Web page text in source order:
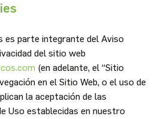
es parte integrante del Aviso
del sitio web
(en adelante, el “Sitio
en el Sitio Web, o el uso de
la aceptación de las
Uso establecidas en nuestro